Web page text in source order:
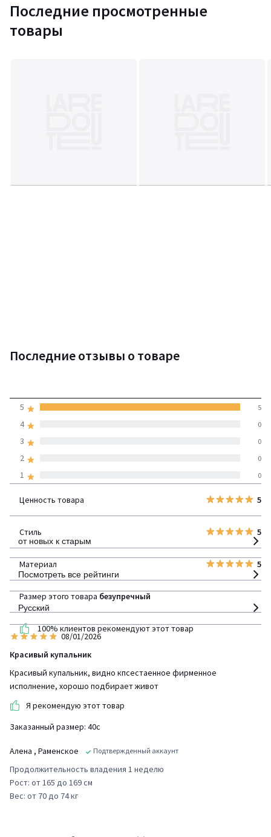
Последние просмотренные
товары
Последние отзывы о товаре
(5 отзывов)
1 0
2 0
3 0
4 0
5 5
Ценность товара 5
Стиль 5
Материал 5
Размер этого товара безупречный
100% клиентов рекомендуют этот товар
от новых к старым
Посмотреть все рейтинги
Русский
08/01/2026
Красивый купальник
Красивый купальник, видно кпсестаенное фирменное
исполнение, хорошо подбирает живот
Я рекомендую этот товар
Заказанный размер: 40с
Алена , Раменское Подтвержденный аккаунт
Продолжительность владения 1 неделю
Рост: от 165 до 169 см
Вес: от 70 до 74 кг